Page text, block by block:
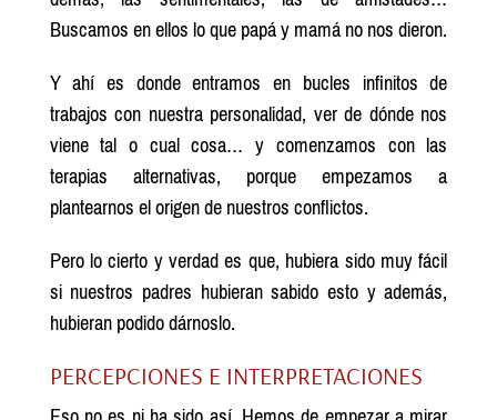
Buscamos en ellos lo que papá y mamá no nos dieron.
Y ahí es donde entramos en bucles infinitos de
trabajos con nuestra personalidad, ver de dónde nos
viene tal o cual cosa… y comenzamos con las
terapias alternativas, porque empezamos a
plantearnos el origen de nuestros conflictos.
Pero lo cierto y verdad es que, hubiera sido muy fácil
si nuestros padres hubieran sabido esto y además,
hubieran podido dárnoslo.
PERCEPCIONES E INTERPRETACIONES